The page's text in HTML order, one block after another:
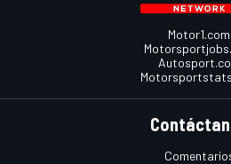
Motor1.com